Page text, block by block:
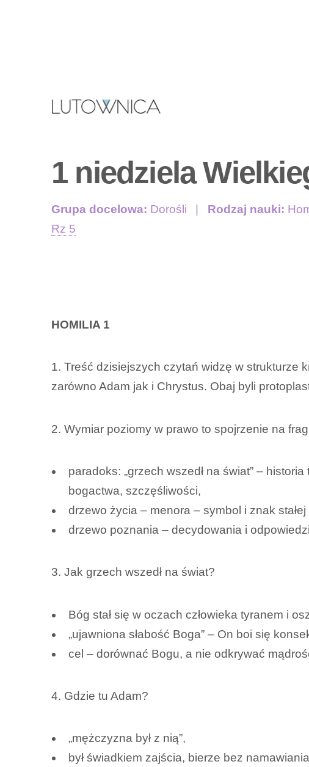
1 niedziela
Grupa docelowa: Dorośli Rodzaj nauki:
Rz 5
HOMILIA 1
1. Treść dzisiejszych czytań widzę w strukturze
zarówno Adam jak i Chrystus. Obaj byli
2. Wymiar poziomy w prawo to spojrzenie na
paradoks: „grzech wszedł na świat” –
bogactwa, szczęśliwości,
drzewo życia – menora – symbol i znak
drzewo poznania – decydowania i
3. Jak grzech wszedł na świat?
Bóg stał się w oczach człowieka tyranem i
„ujawniona słabość Boga” – On boi się
cel – dorównać Bogu, a nie odkrywać
4. Gdzie tu Adam?
„mężczyzna był z nią”,
był świadkiem zajścia, bierze bez